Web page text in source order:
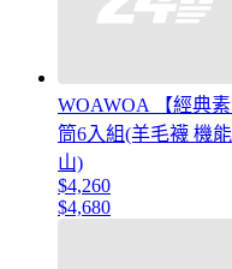
WOAWOA 【經典
筒6入組(羊毛襪 機
山)
$4,260
$4,680